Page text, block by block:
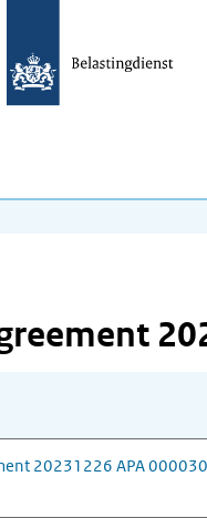
20231226 APA 000030